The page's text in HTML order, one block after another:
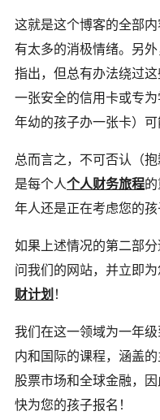
这就是这个博客的全部
有太多的消极情绪。另
指出，但总有办法绕过这
一张安全的信用卡或专
年幼的孩子办一张卡）可
总而言之，不可否认（
是每个人个人财务旅程
年人还是正在考虑您的孩
如果上述情况的第二部
问我们的网站，并立即
财计划 ！
我们在这一领域为一年
内和国际的课程，涵盖
股票市场和全球金融，
快为您的孩子报名！